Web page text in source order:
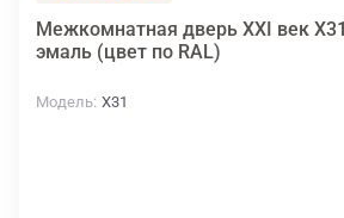
Межкомнатная дверь XXI век X31
эмаль (цвет по RAL)
Модель X31